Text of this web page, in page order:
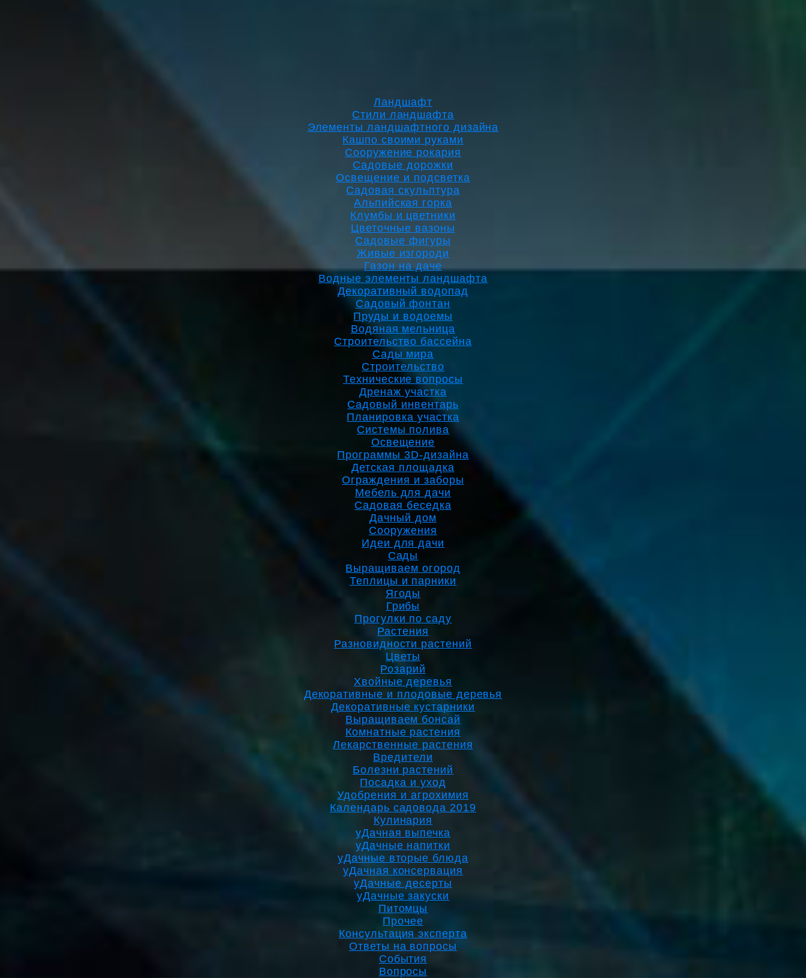
Ландшафт
Стили ландшафта
Элементы ландшафтного дизайна
Кашпо своими руками
Сооружение рокария
Садовые дорожки
Освещение и подсветка
Садовая скульптура
Альпийская горка
Клумбы и цветники
Цветочные вазоны
Садовые фигуры
Живые изгороди
Газон на даче
Водные элементы ландшафта
Декоративный водопад
Садовый фонтан
Пруды и водоемы
Водяная мельница
Строительство бассейна
Сады мира
Строительство
Технические вопросы
Дренаж участка
Садовый инвентарь
Планировка участка
Системы полива
Освещение
Программы 3D-дизайна
Детская площадка
Ограждения и заборы
Мебель для дачи
Садовая беседка
Дачный дом
Сооружения
Идеи для дачи
Сады
Выращиваем огород
Теплицы и парники
Ягоды
Грибы
Прогулки по саду
Растения
Разновидности растений
Цветы
Розарий
Хвойные деревья
Декоративные и плодовые деревья
Декоративные кустарники
Выращиваем бонсай
Комнатные растения
Лекарственные растения
Вредители
Болезни растений
Посадка и уход
Удобрения и агрохимия
Календарь садовода 2019
Кулинария
уДачная выпечка
уДачные напитки
уДачные вторые блюда
уДачная консервация
уДачные десерты
уДачные закуски
Питомцы
Прочее
Консультация эксперта
Ответы на вопросы
События
Вопросы